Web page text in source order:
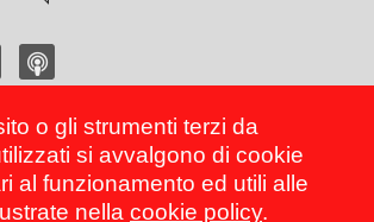
o gli strumenti terzi da
si avvalgono di cookie
al funzionamento ed utili alle
nella cookie policy.